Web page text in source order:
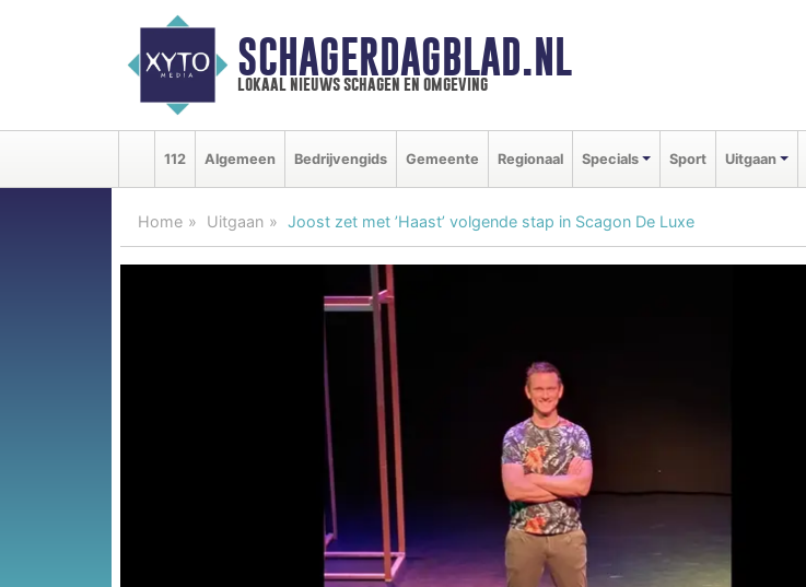
SCHAGERDAGBLAD.NL
lokaal nieuws schagen en omgeving
112 Algemeen Bedrijvengids Gemeente Regionaal Specials Sport Uitgaan
Home Uitgaan Joost zet met ’Haast’ volgende stap in Scagon De Luxe